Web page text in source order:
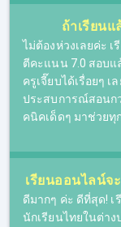
คอร์สเรียน
คลิปการสอนได้ผ่า
เรียบร้อยแล้ว จะส
สามารถเลือกเวล
(ภายในระยะเวลา
ถ้าเรียนแ
ไม่ต้องห่วงเลยค่ะ
ตีคะแนน 7.0 สอบแ
ครูเจี๊ยบได้เรื่อยๆ เ
ประสบการณ์สอนก
คนิคเด็ดๆ มาช่วยทุ
เรียนออนไลน์จ
ดีมากๆ ค่ะ ดีที่สุด! เ
นักเรียนไทยในต่าง